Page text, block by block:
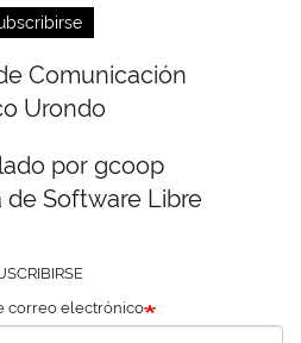
Comunicación
Urondo
por gcoop
Software Libre
correo electrónico